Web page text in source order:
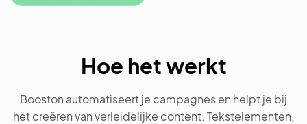
Hoe het werkt
Booston automatiseert je campagnes en helpt je bij
het creëren van verleidelijke content. Tekstelementen,